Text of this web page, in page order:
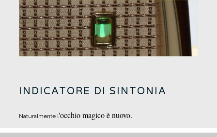
INDICATORE DI SINTONIA
Naturalmente l'occhio magico è nuovo.